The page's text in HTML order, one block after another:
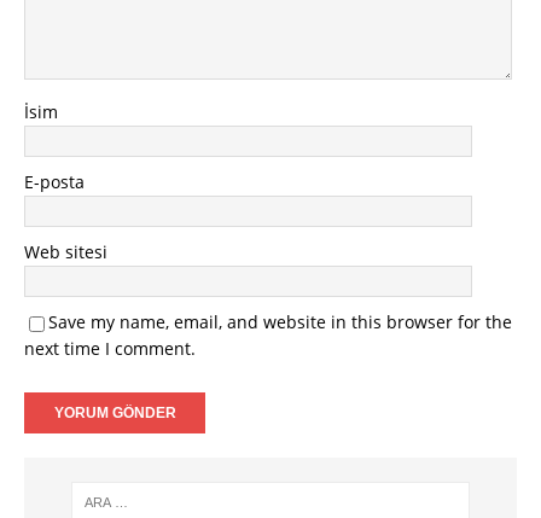
İsim
E-posta
Web sitesi
Save my name, email, and website in this browser for the
next time I comment.